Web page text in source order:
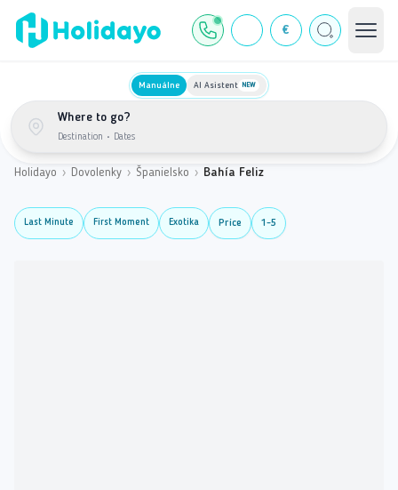
€
Manuálne AI Asistent NEW
Where to go?
Destination • Dates
Holidayo › Dovolenky › Španielsko › Bahía Feliz
Last Minute First Moment Exotika Price 1-5